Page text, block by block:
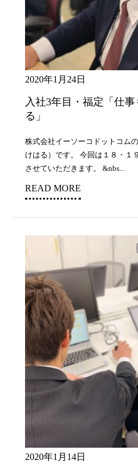
2020年1月24日
入社3年目・福定「仕
る」
株式会社イーソーコドットコ
けはる）です。 今回は１８・１
させていただきます。 &nbs...
READ MORE
2020年1月14日